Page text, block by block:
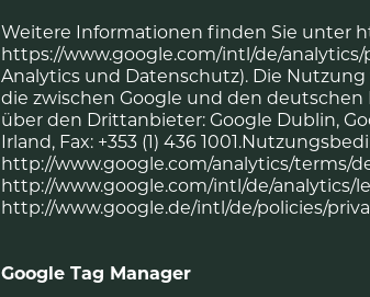
Weitere Informationen finden Sie unter
https://www.google.com/intl/de/
Analytics und Datenschutz). Die
die zwischen Google und den
über den Drittanbieter: Google Dublin,
Irland, Fax: +353 (1) 436
http://www.google.com/analytics/terms/
http://www.google.com/intl/de/analytics/
http://www.google.de/intl/de/policies/
Google Tag Manager